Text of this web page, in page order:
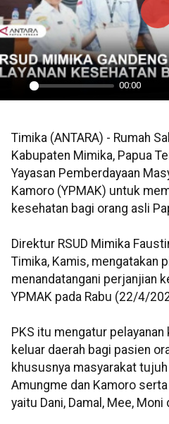
Play
00:00
Timika (ANTARA) - Rumah
Kabupaten Mimika, Papua
Yayasan Pemberdayaan
Kamoro (YPMAK) untuk
kesehatan bagi orang asli
Direktur RSUD Mimika
Timika, Kamis, mengatakan
menandatangani perjanjian
YPMAK pada Rabu (22/4/
PKS itu mengatur
keluar daerah bagi pasien
khususnya masyarakat
Amungme dan Kamoro
yaitu Dani, Damal, Mee, Moni